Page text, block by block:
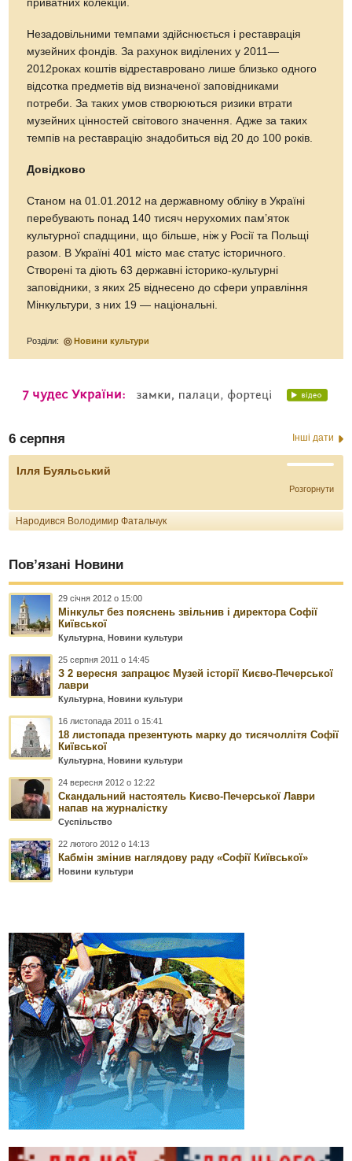
приватних колекцій.
Незадовільними темпами здійснюється і реставрація
музейних фондів. За рахунок виділених у 2011—
2012роках коштів відреставровано лише близько одного
відсотка предметів від визначеної заповідниками
потреби. За таких умов створюються ризики втрати
музейних цінностей світового значення. Адже за таких
темпів на реставрацію знадобиться від 20 до 100 років.
Довідково
Станом на 01.01.2012 на державному обліку в Україні
перебувають понад 140 тисяч нерухомих пам’яток
культурної спадщини, що більше, ніж у Росії та Польщі
разом. В Україні 401 місто має статус історичного.
Створені та діють 63 державні історико-культурні
заповідники, з яких 25 віднесено до сфери управління
Мінкультури, з них 19 — національні.
Розділи: Новини культури
6 серпня Інші дати
Ілля Буяльський
Розгорнути
Народився Володимир Фатальчук
Пов’язані Новини
29 січня 2012 о 15:00
Мінкульт без пояснень звільнив і директора Софії
Київської
Культурна ,Новини культури
25 серпня 2011 о 14:45
З 2 вересня запрацює Музей історії Києво-Печерської
лаври
Культурна ,Новини культури
16 листопада 2011 о 15:41
18 листопада презентують марку до тисячоллітя Софії
Київської
Культурна ,Новини культури
24 вересня 2012 о 12:22
Скандальний настоятель Києво-Печерської Лаври
напав на журналістку
Суспільство
22 лютого 2012 о 14:13
Кабмін змінив наглядову раду «Софії Київської»
Новини культури